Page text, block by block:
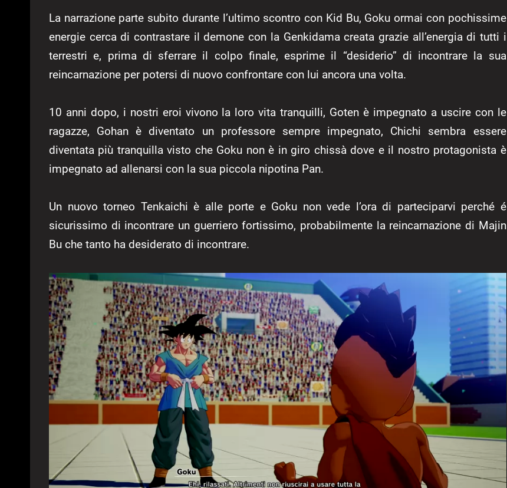
La narrazione parte subito durante l’ultimo scontro con Kid Bu, Goku ormai con pochissime
energie cerca di contrastare il demone con la Genkidama creata grazie all’energia di tutti i
terrestri e, prima di sferrare il colpo finale, esprime il “desiderio” di incontrare la sua
reincarnazione per potersi di nuovo confrontare con lui ancora una volta.
10 anni dopo, i nostri eroi vivono la loro vita tranquilli, Goten è impegnato a uscire con le
ragazze, Gohan è diventato un professore sempre impegnato, Chichi sembra essere
diventata più tranquilla visto che Goku non è in giro chissà dove e il nostro protagonista è
impegnato ad allenarsi con la sua piccola nipotina Pan.
Un nuovo torneo Tenkaichi è alle porte e Goku non vede l’ora di parteciparvi perché é
sicurissimo di incontrare un guerriero fortissimo, probabilmente la reincarnazione di Majin
Bu che tanto ha desiderato di incontrare.